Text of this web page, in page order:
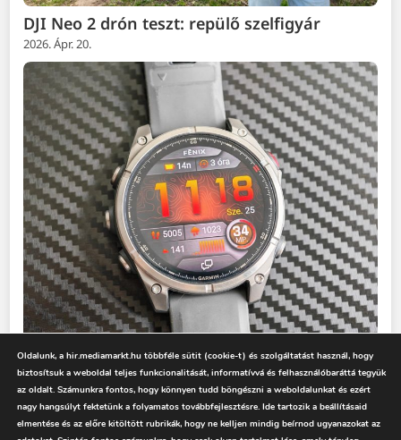
DJI Neo 2 drón teszt: repülő szelfigyár
2026. Ápr. 20.
Garmin Fenix 8 Pro teszt: nem csak óra,
műholdas kommunikátor
2026. Márc. 12.
Oldalunk, a hir.mediamarkt.hu többféle sütit (cookie-t) és szolgáltatást használ, hogy
biztosítsuk a weboldal teljes funkcionalitását, informatívvá és felhasználóbaráttá tegyük
az oldalt. Számunkra fontos, hogy könnyen tudd böngészni a weboldalunkat és ezért
nagy hangsúlyt fektetünk a folyamatos továbbfejlesztésre. Ide tartozik a beállításaid
elmentése és az előre kitöltött rubrikák, hogy ne kelljen mindig beírnod ugyanazokat az